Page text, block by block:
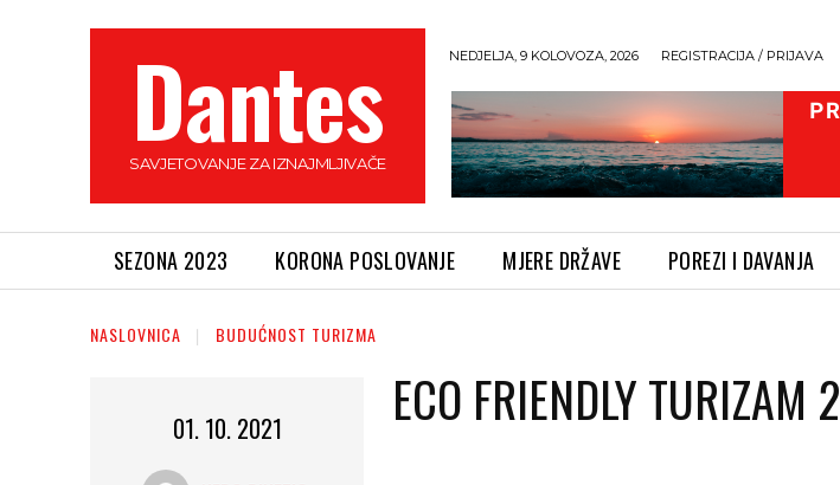
Dantes
SAVJETOVANJE ZA IZNAJMLJIVAČE
NEDJELJA, 9 KOLOVOZA, 2026 REGISTRACIJA / PRIJAVA
SEZONA 2023 KORONA POSLOVANJE MJERE DRŽAVE POREZI I DAVANJA
NASLOVNICA BUDUĆNOST TURIZMA
01. 10. 2021 ECO FRIENDLY TURIZAM 2